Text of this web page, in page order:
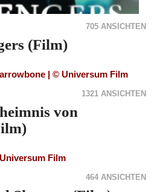
705 ANSICHTEN
(Film)
1321 ANSICHTEN
von
464 ANSICHTEN